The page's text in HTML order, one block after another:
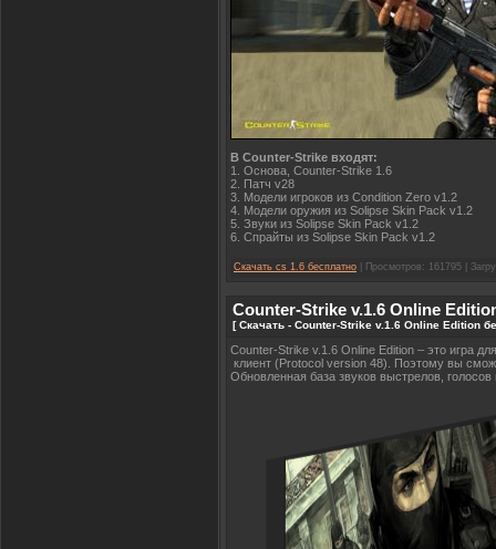
В Counter-Strike входят:
1. Основа, Counter-Strike 1.6
2. Патч v28
3. Модели игроков из Condition Zero v1.2
4. Модели оружия из Solipse Skin Pack v1.2
5. Звуки из Solipse Skin Pack v1.2
6. Спрайты из Solipse Skin Pack v1.2
Скачать cs 1.6 бесплатно | Просмотров: 161795 |
Counter-Strike v.1.6 Online
[ Скачать - Counter-Strike v.1.6 Online Edition
Counter-Strike v.1.6 Online Edition – это игра
клиент (Protocol version 48). Поэтому вы
Обновленная база звуков выстрелов, голосов